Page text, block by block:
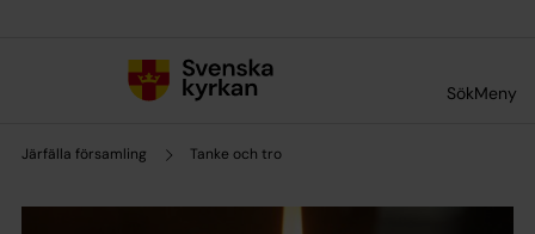
SökMeny
Järfälla församling Tanke och tro